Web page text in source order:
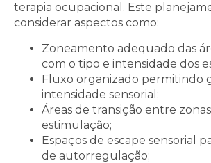
terapia ocupacional. Este
considerar aspectos como:
Zoneamento adequado das
com o tipo e intensidade dos
Fluxo organizado permitindo
intensidade sensorial;
Áreas de transição entre
estimulação;
Espaços de escape sensorial
de autorregulação;